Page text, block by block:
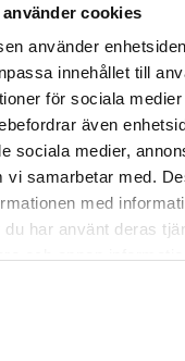
cookies
använder
innehållet till
för sociala
även
sociala medier,
vi samarbetar med.
med
du har använt deras
våra cookies vid
oss framåt. Du är